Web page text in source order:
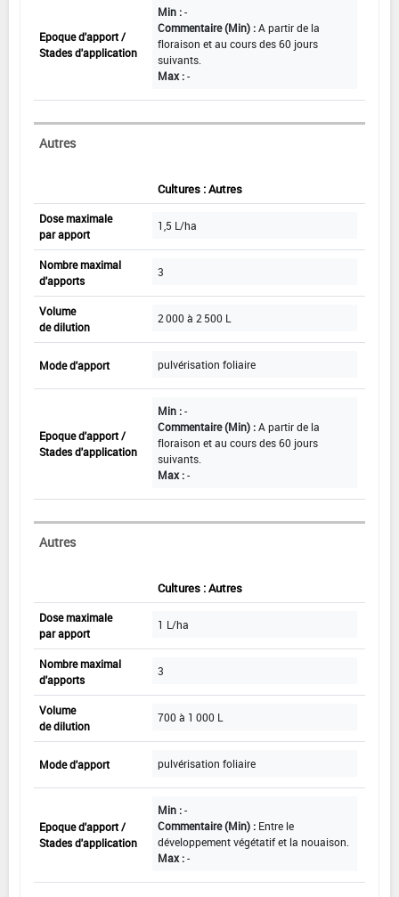
Epoque d'apport /
Stades d'application
Min :-
Commentaire (Min) :A partir de la
floraison et au cours des 60 jours
suivants.
Max :-
Autres
Cultures : Autres
Dose maximale
par apport
1,5 L/ha
Nombre maximal
d'apports
3
Volume
de dilution
2 000 à 2 500 L
Mode d'apport pulvérisation foliaire
Epoque d'apport /
Stades d'application
Min :-
Commentaire (Min) :A partir de la
floraison et au cours des 60 jours
suivants.
Max :-
Autres
Cultures : Autres
Dose maximale
par apport
1 L/ha
Nombre maximal
d'apports
3
Volume
de dilution
700 à 1 000 L
Mode d'apport pulvérisation foliaire
Epoque d'apport /
Stades d'application
Min :-
Commentaire (Min) : Entre le
développement végétatif et la nouaison.
Max :-